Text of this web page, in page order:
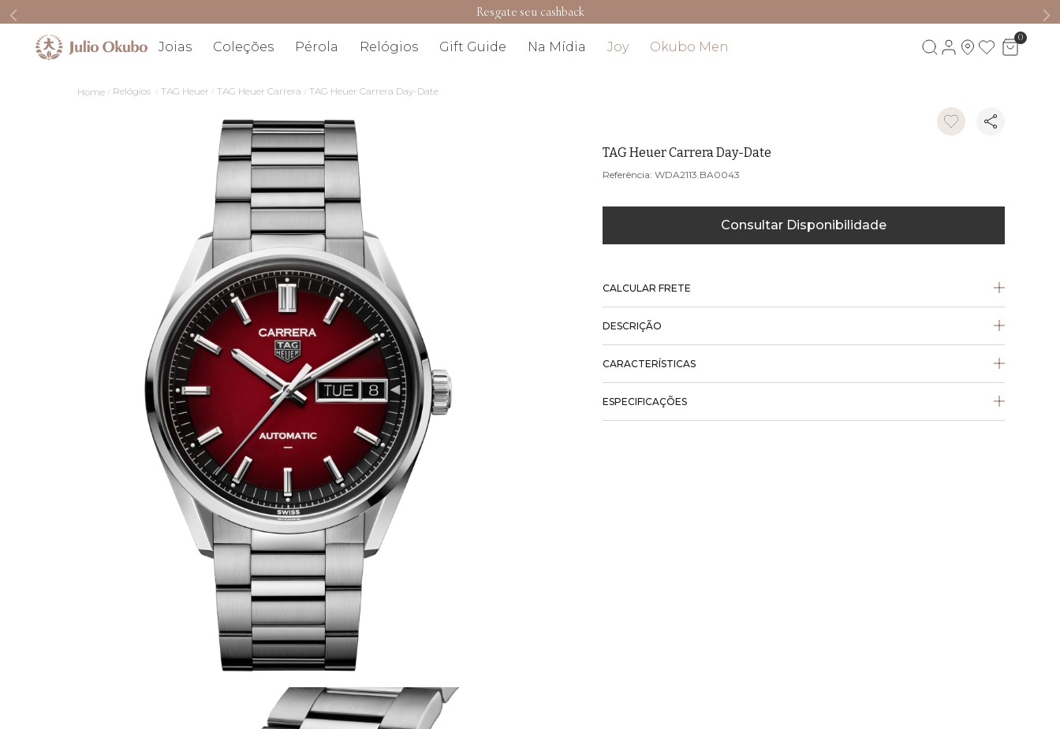
Resgate seu cashback
Joias Coleções Pérola Relógios Gift Guide Na Mídia Joy Okubo Men
0
Relógios TAG Heuer TAG Heuer Carrera TAG Heuer Carrera Day-Date
TAG Heuer Carrera Day-Date
WDA2113.BA0043
Consultar Disponibilidade
CALCULAR FRETE
DESCRIÇÃO
CARACTERÍSTICAS
ESPECIFICAÇÕES